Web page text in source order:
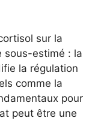
sur la
sous-estimé : la
la régulation
comme la
pour
peut être une